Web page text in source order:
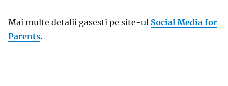
Mai multe detalii gasesti pe site-ul Social Media for
Parents.